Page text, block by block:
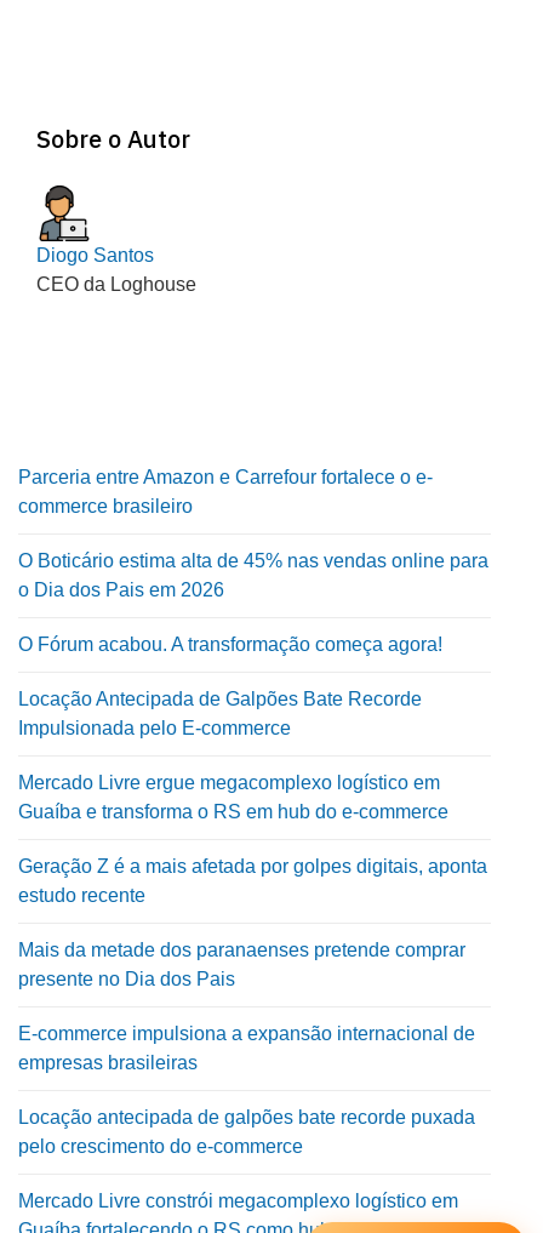
Sobre o Autor
Diogo Santos
CEO da Loghouse
Parceria entre Amazon e Carrefour fortalece o e-
commerce brasileiro
O Boticário estima alta de 45% nas vendas online para
o Dia dos Pais em 2026
O Fórum acabou. A transformação começa agora!
Locação Antecipada de Galpões Bate Recorde
Impulsionada pelo E-commerce
Mercado Livre ergue megacomplexo logístico em
Guaíba e transforma o RS em hub do e-commerce
Geração Z é a mais afetada por golpes digitais, aponta
estudo recente
Mais da metade dos paranaenses pretende comprar
presente no Dia dos Pais
E-commerce impulsiona a expansão internacional de
empresas brasileiras
Locação antecipada de galpões bate recorde puxada
pelo crescimento do e-commerce
Mercado Livre constrói megacomplexo logístico em